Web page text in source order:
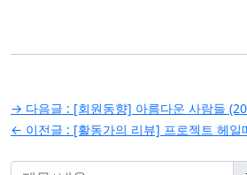
글
탐
색
→ 다음글 : [회원동향] 아름다운 사람들
← 이전글 : [활동가의 리뷰] 프로젝트 헤일